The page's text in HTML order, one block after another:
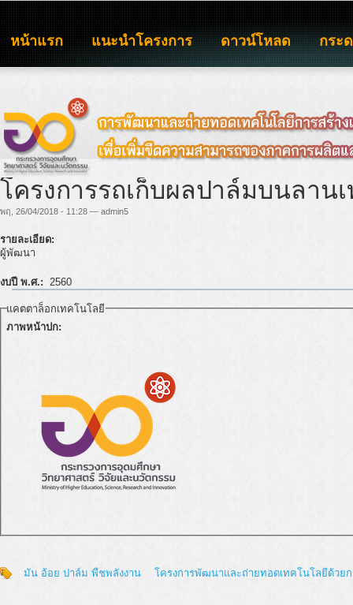
หน้าแรก แนะนำโครงการ ดาวน์โหลด กระ
โครงการรถเก็บผลปาล์มบนลาน
พฤ, 26/04/2018 - 11:28 — admin5
รายละเอียด:
ผู้พัฒนา
งบปี พ.ศ.: 2560
แคตตาล็อกเทคโนโลยี
ภาพหน้าปก:
มัน อ้อย ปาล์ม พืชพลังงาน โครงการพัฒนาและถ่ายทอดเทคโนโลยีด้วย